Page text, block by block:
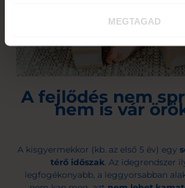
MEGTAGAD
A fejlődés nem
nem is vár
A kisgyermekkor (kb. az első 5 év) egy
térő időszak. Az idegrendszer
legfogékonyabb, a leggyorsabban